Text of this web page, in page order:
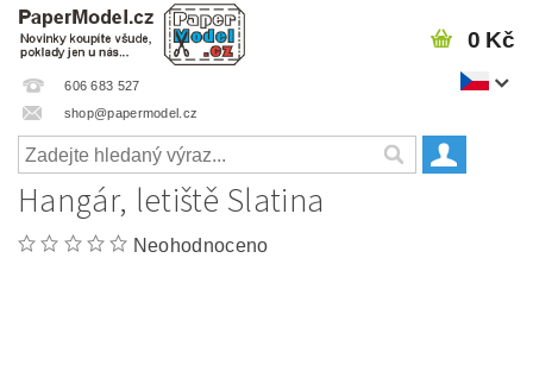
606 683 527
shop@papermodel.cz
0 Kč
Hangár, letiště Slatina
Neohodnoceno